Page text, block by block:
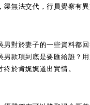
無法交代，行員覺察有
對於妻子的一些資料都
款項到底是要匯給誰？
於肯娓娓道出實情。